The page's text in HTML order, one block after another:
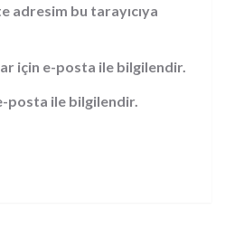
adresim bu tarayıcıya
için e-posta ile bilgilendir.
posta ile bilgilendir.